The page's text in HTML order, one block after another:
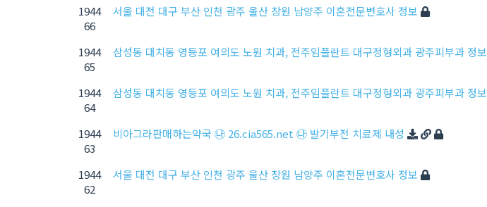
1944
66
서울 대전 대구 부산 인천 광주 울산 창원 남양주 이혼전문변호사 정보
1944
65
삼성동 대치동 영등포 여의도 노원 치과, 전주임플란트 대구정형외과 광주피부과 정보
1944
64
삼성동 대치동 영등포 여의도 노원 치과, 전주임플란트 대구정형외과 광주피부과 정보
1944
63
비아그라판매하는약국 ㉯ 26.cia565.net ㉯ 발기부전 치료제 내성
1944
62
서울 대전 대구 부산 인천 광주 울산 창원 남양주 이혼전문변호사 정보